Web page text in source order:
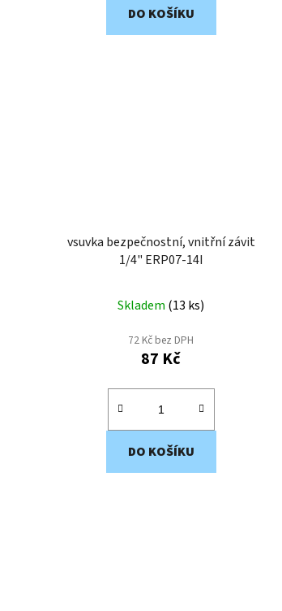
DO KOŠÍKU
vsuvka bezpečnostní, vnitřní závit
1/4" ERP07-14I
Skladem (13 ks)
72 Kč bez DPH
87 Kč
DO KOŠÍKU